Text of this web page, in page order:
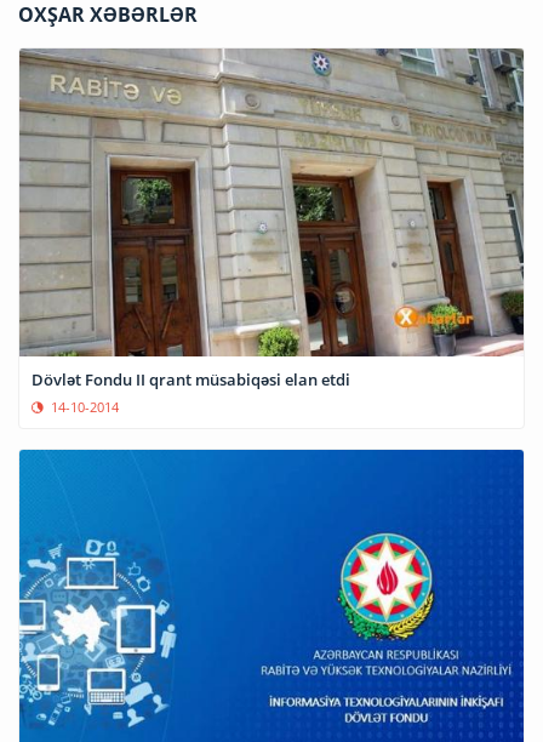
OXŞAR XƏBƏRLƏR
Dövlət Fondu II qrant müsabiqəsi elan etdi
14-10-2014